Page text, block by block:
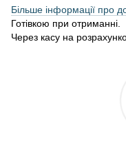
Більше інформації про
Готівкою при отриманні.
Через касу на